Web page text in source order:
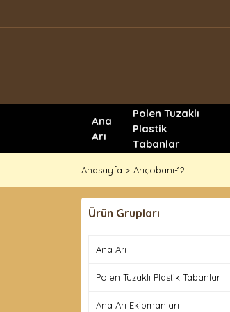
Ana
Arı
Polen Tuzaklı
Plastik
Tabanlar
Anasayfa Arıçobanı-12
Ürün Grupları
Ana Arı
Polen Tuzaklı Plastik Tabanlar
Ana Arı Ekipmanları